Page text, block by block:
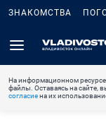
ЗНАКОМСТВА
На информационном
файлы. Оставаясь на сайте,
согласиена их